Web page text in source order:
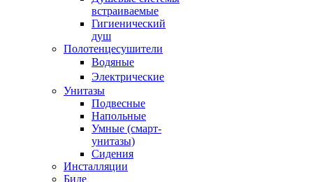
встраиваемые
Гигиенический
душ
Полотенцесушители
ㅤВодяные
ㅤЭлектрические
Унитазы
Подвесные
Напольные
Умные (смарт-
унитазы)
Сидения
Инсталляции
Биде